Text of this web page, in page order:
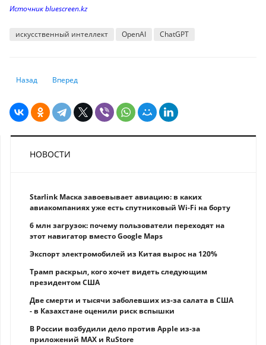
Источник bluescreen.kz
искусственный интеллект OpenAI ChatGPT
Предыдущий: Как выбрать Android-смартфон в 2025 году: эксперты
Назад Следующий: Салливан: китайские хакеры держат под
Вперед
НОВОСТИ
Starlink Маска завоевывает авиацию: в каких
авиакомпаниях уже есть спутниковый Wi-Fi на борту
6 млн загрузок: почему пользователи переходят на
этот навигатор вместо Google Maps
Экспорт электромобилей из Китая вырос на 120%
Трамп раскрыл, кого хочет видеть следующим
президентом США
Две смерти и тысячи заболевших из-за салата в США
- в Казахстане оценили риск вспышки
В России возбудили дело против Apple из-за
приложений MAX и RuStore